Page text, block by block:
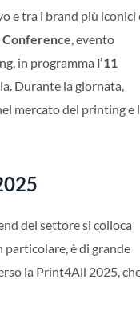
e tra i brand più iconici
, evento
in programma l’11
Durante la giornata,
mercato del printing e
del settore si colloca
particolare, è di grande
la Print4All 2025,